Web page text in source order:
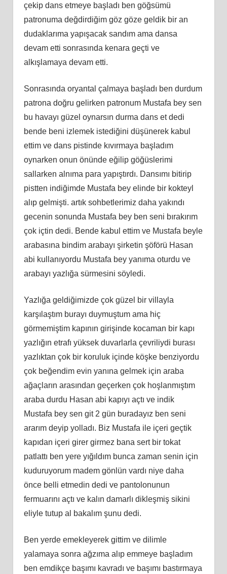
çekip dans etmeye başladı ben göğsümü
patronuma değdirdiğim göz göze geldik bir an
dudaklarıma yapışacak sandım ama dansa
devam etti sonrasında kenara geçti ve
alkışlamaya devam etti.
Sonrasında oryantal çalmaya başladı ben durdum
patrona doğru gelirken patronum Mustafa bey sen
bu havayı güzel oynarsın durma dans et dedi
bende beni izlemek istediğini düşünerek kabul
ettim ve dans pistinde kıvırmaya başladım
oynarken onun önünde eğilip göğüslerimi
sallarken alnıma para yapıştırdı. Dansımı bitirip
pistten indiğimde Mustafa bey elinde bir kokteyl
alıp gelmişti. artık sohbetlerimiz daha yakındı
gecenin sonunda Mustafa bey ben seni bırakırım
çok içtin dedi. Bende kabul ettim ve Mustafa beyle
arabasına bindim arabayı şirketin şöförü Hasan
abi kullanıyordu Mustafa bey yanıma oturdu ve
arabayı yazlığa sürmesini söyledi.
Yazlığa geldiğimizde çok güzel bir villayla
karşılaştım burayı duymuştum ama hiç
görmemiştim kapının girişinde kocaman bir kapı
yazlığın etrafı yüksek duvarlarla çevriliydi burası
yazlıktan çok bir koruluk içinde köşke benziyordu
çok beğendim evin yanına gelmek için araba
ağaçların arasından geçerken çok hoşlanmıştım
araba durdu Hasan abi kapıyı açtı ve indik
Mustafa bey sen git 2 gün buradayız ben seni
ararım deyip yolladı. Biz Mustafa ile içeri geçtik
kapıdan içeri girer girmez bana sert bir tokat
patlattı ben yere yığıldım bunca zaman senin için
kuduruyorum madem gönlün vardı niye daha
önce belli etmedin dedi ve pantolonunun
fermuarını açtı ve kalın damarlı dikleşmiş sikini
eliyle tutup al bakalım şunu dedi.
Ben yerde emekleyerek gittim ve dilimle
yalamaya sonra ağzıma alıp emmeye başladım
ben emdikçe başımı kavradı ve başımı bastırmaya